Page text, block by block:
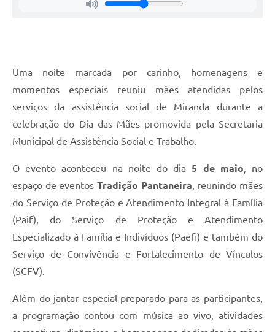
Uma noite marcada por carinho, homenagens e
momentos especiais reuniu mães atendidas pelos
serviços da assistência social de Miranda durante a
celebração do Dia das Mães promovida pela Secretaria
Municipal de Assistência Social e Trabalho.
O evento aconteceu na noite do dia 5 de maio , no
espaço de eventos Tradição Pantaneira , reunindo mães
do Serviço de Proteção e Atendimento Integral à Família
(Paif), do Serviço de Proteção e Atendimento
Especializado à Família e Indivíduos (Paefi) e também do
Serviço de Convivência e Fortalecimento de Vínculos
(SCFV).
Além do jantar especial preparado para as participantes,
a programação contou com música ao vivo, atividades